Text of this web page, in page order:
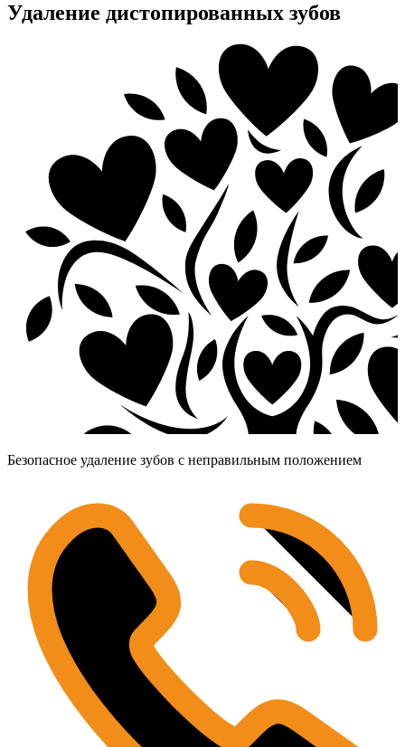
Удаление дистопированных зубов
Безопасное удаление зубов с неправильным положением